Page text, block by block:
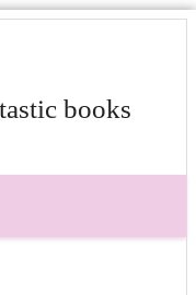
books